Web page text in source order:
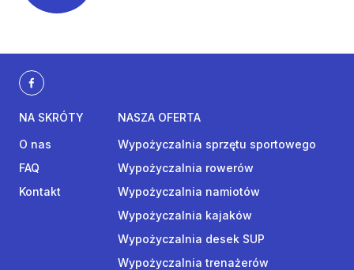
NA SKRÓTY
O nas
FAQ
Kontakt
NASZA OFERTA
Wypożyczalnia sprzętu sportowego
Wypożyczalnia rowerów
Wypożyczalnia namiotów
Wypożyczalnia kajaków
Wypożyczalnia desek SUP
Wypożyczalnia trenażerów